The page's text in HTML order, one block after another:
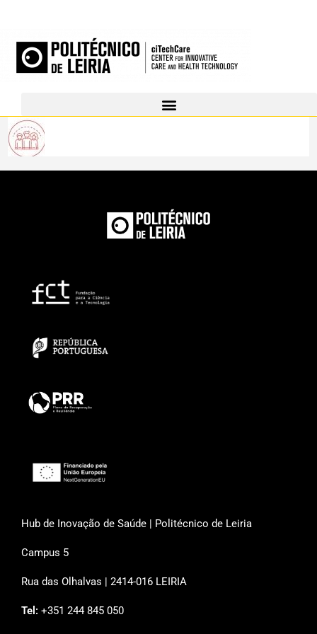
Hub de Inovação de Saúde | Politécnico de Leiria
Campus 5
Rua das Olhalvas | 2414-016 LEIRIA
Tel: +351 244 845 050